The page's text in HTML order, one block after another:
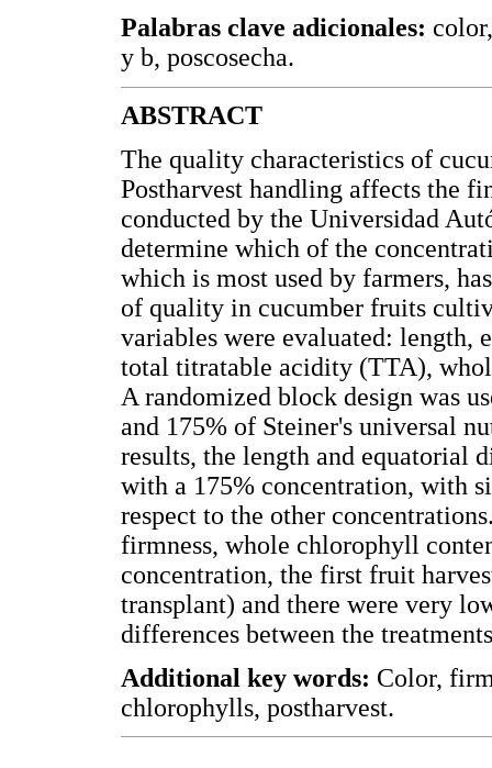
Palabras clave adicionales:
y b, poscosecha.
ABSTRACT
The quality characteristics of
Postharvest handling affects the
conducted by the Universidad
determine which of the
which is most used by farmers,
of quality in cucumber fruits
variables were evaluated: length,
total titratable acidity (TTA),
A randomized block design was
and 175% of Steiner's universal
results, the length and equatorial
with a 175% concentration, with
respect to the other
firmness, whole chlorophyll
concentration, the first fruit
transplant) and there were very
differences between the
Additional key words: Color,
chlorophylls, postharvest.